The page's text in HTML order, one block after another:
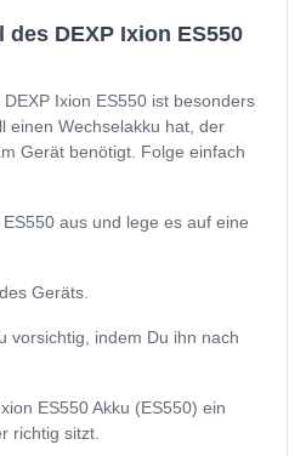
DEXP Ixion ES550
Ixion ES550 ist besonders
einen Wechselakku hat, der
Gerät benötigt. Folge einfach
aus und lege es auf eine
Geräts.
vorsichtig, indem Du ihn nach
ES550 Akku (ES550) ein
richtig sitzt.